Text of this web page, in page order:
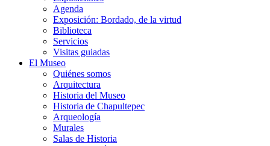
Agenda
Exposición: Bordado, de la virtud
Biblioteca
Servicios
Visitas guiadas
El Museo
Quiénes somos
Arquitectura
Historia del Museo
Historia de Chapultepec
Arqueología
Murales
Salas de Historia